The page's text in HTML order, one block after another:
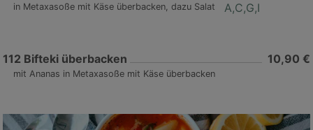
in Metaxasoße mit Käse überbacken, dazu Salat A,C,G,I
112 Bifteki überbacken 10,90 €
mit Ananas in Metaxasoße mit Käse überbacken